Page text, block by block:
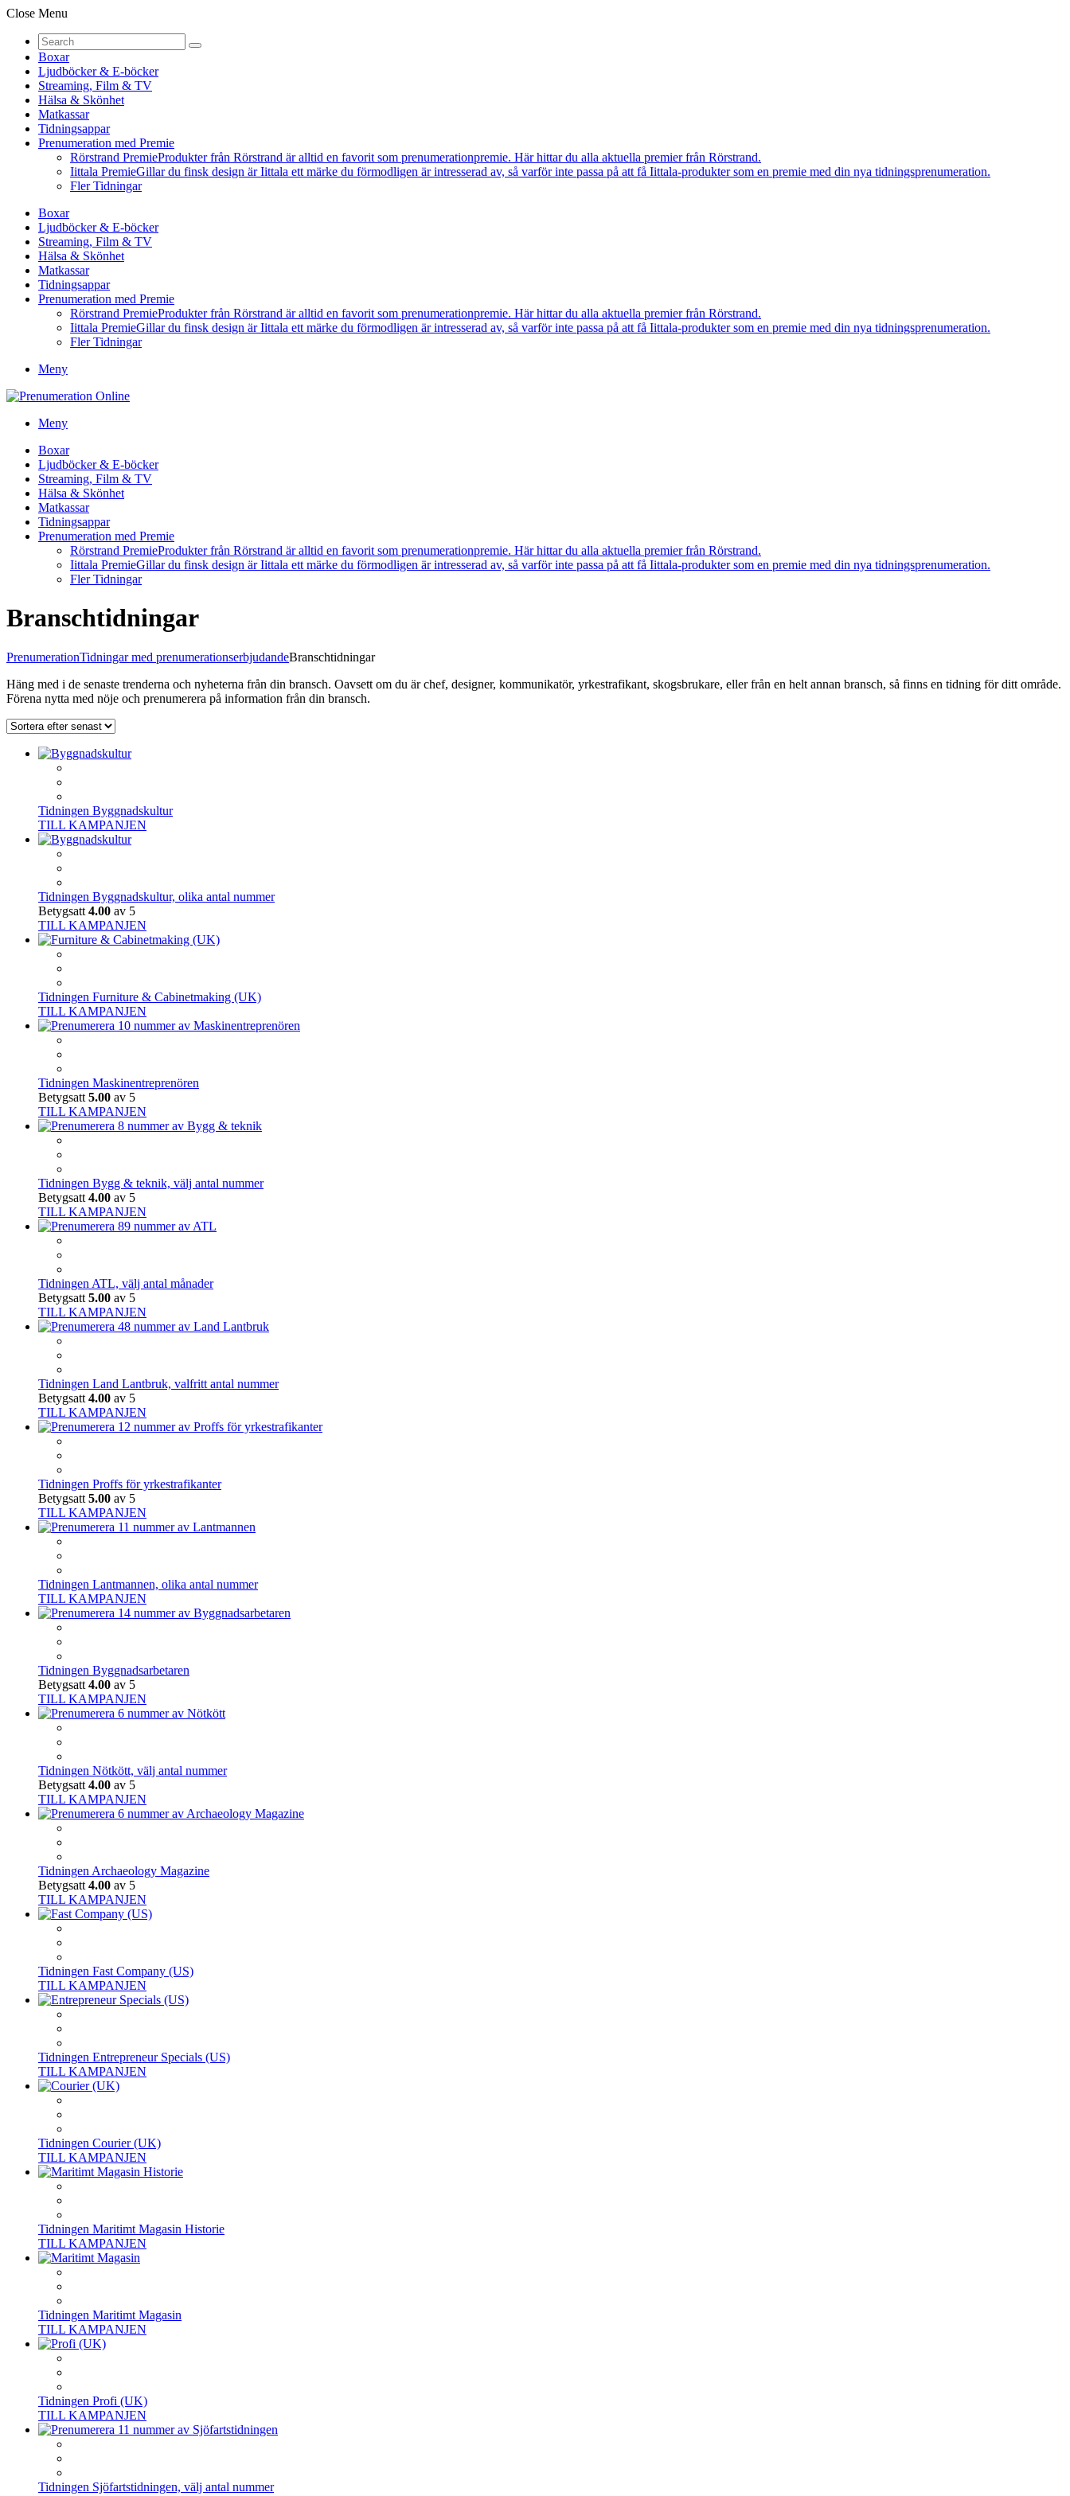
Close Menu
Boxar
Ljudböcker & E-böcker
Streaming, Film & TV
Hälsa & Skönhet
Matkassar
Tidningsappar
Prenumeration med Premie
Rörstrand PremieProdukter från Rörstrand är alltid en favorit som prenumerationpremie. Här hittar du alla aktuella premier från Rörstrand.
Iittala PremieGillar du finsk design är Iittala ett märke du förmodligen är intresserad av, så varför inte passa på att få Iittala-produkter som en premie med din nya tidningsprenumeration.
Fler Tidningar
Boxar
Ljudböcker & E-böcker
Streaming, Film & TV
Hälsa & Skönhet
Matkassar
Tidningsappar
Prenumeration med Premie
Rörstrand PremieProdukter från Rörstrand är alltid en favorit som prenumerationpremie. Här hittar du alla aktuella premier från Rörstrand.
Iittala PremieGillar du finsk design är Iittala ett märke du förmodligen är intresserad av, så varför inte passa på att få Iittala-produkter som en premie med din nya tidningsprenumeration.
Fler Tidningar
Meny
Meny
Boxar
Ljudböcker & E-böcker
Streaming, Film & TV
Hälsa & Skönhet
Matkassar
Tidningsappar
Prenumeration med Premie
Rörstrand PremieProdukter från Rörstrand är alltid en favorit som prenumerationpremie. Här hittar du alla aktuella premier från Rörstrand.
Iittala PremieGillar du finsk design är Iittala ett märke du förmodligen är intresserad av, så varför inte passa på att få Iittala-produkter som en premie med din nya tidningsprenumeration.
Fler Tidningar
Branschtidningar
PrenumerationTidningar med prenumerationserbjudandeBranschtidningar
Häng med i de senaste trenderna och nyheterna från din bransch. Oavsett om du är chef, designer, kommunikatör, yrkestrafikant, skogsbrukare, eller från en helt annan bransch, så finns en tidning för ditt område.
Förena nytta med nöje och prenumerera på information från din bransch.
Tidningen Byggnadskultur
TILL KAMPANJEN
Tidningen Byggnadskultur, olika antal nummer
Betygsatt 4.00 av 5
TILL KAMPANJEN
Tidningen Furniture & Cabinetmaking (UK)
TILL KAMPANJEN
Tidningen Maskinentreprenören
Betygsatt 5.00 av 5
TILL KAMPANJEN
Tidningen Bygg & teknik, välj antal nummer
Betygsatt 4.00 av 5
TILL KAMPANJEN
Tidningen ATL, välj antal månader
Betygsatt 5.00 av 5
TILL KAMPANJEN
Tidningen Land Lantbruk, valfritt antal nummer
Betygsatt 4.00 av 5
TILL KAMPANJEN
Tidningen Proffs för yrkestrafikanter
Betygsatt 5.00 av 5
TILL KAMPANJEN
Tidningen Lantmannen, olika antal nummer
TILL KAMPANJEN
Tidningen Byggnadsarbetaren
Betygsatt 4.00 av 5
TILL KAMPANJEN
Tidningen Nötkött, välj antal nummer
Betygsatt 4.00 av 5
TILL KAMPANJEN
Tidningen Archaeology Magazine
Betygsatt 4.00 av 5
TILL KAMPANJEN
Tidningen Fast Company (US)
TILL KAMPANJEN
Tidningen Entrepreneur Specials (US)
TILL KAMPANJEN
Tidningen Courier (UK)
TILL KAMPANJEN
Tidningen Maritimt Magasin Historie
TILL KAMPANJEN
Tidningen Maritimt Magasin
TILL KAMPANJEN
Tidningen Profi (UK)
TILL KAMPANJEN
Tidningen Sjöfartstidningen, välj antal nummer